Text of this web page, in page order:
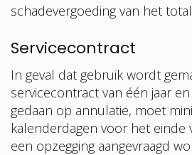
schadevergoeding van het
Servicecontract
In geval dat gebruik wordt
servicecontract van één jaar
gedaan op annulatie, moet
kalenderdagen voor het einde
een opzegging aangevraagd